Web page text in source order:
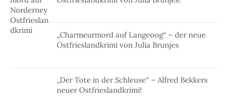
„Charmeurmord auf Langeoog“ – der neue
Ostfrieslandkrimi von Julia Brunjes
„Der Tote in der Schleuse“ – Alfred Bekkers
neuer Ostfrieslandkrimi!